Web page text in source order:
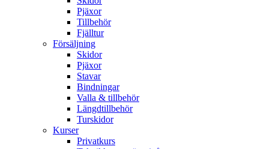
Pjäxor
Tillbehör
Fjälltur
Försäljning
Skidor
Pjäxor
Stavar
Bindningar
Valla & tillbehör
Längdtillbehör
Turskidor
Kurser
Privatkurs